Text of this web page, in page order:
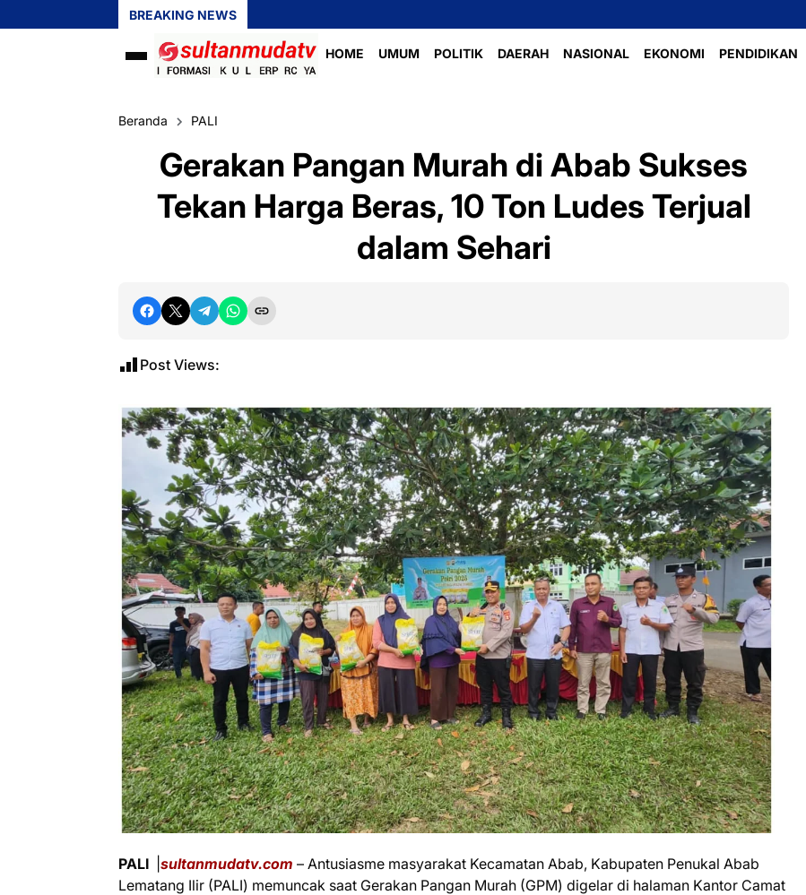
BREAKING NEWS
HOME UMUM POLITIK DAERAH NASIONAL EKONOMI PENDIDIKAN
Beranda PALI
Gerakan Pangan Murah di Abab Sukses
Tekan Harga Beras, 10 Ton Ludes Terjual
dalam Sehari
Post Views:
PALI sultanmudatv.com – Antusiasme masyarakat Kecamatan Abab, Kabupaten Penukal Abab
Lematang Ilir (PALI) memuncak saat Gerakan Pangan Murah (GPM) digelar di halaman Kantor Camat